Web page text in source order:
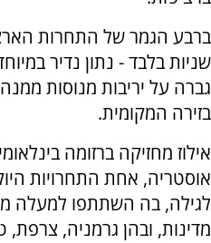
שניות בלבד - נתון נדיר
גברה על יריבות מנוסות
בזירה המקומית.
אילוז מחזיקה ברזומה
אוסטריה, אחת התחרויות
מדינות, ובהן גרמניה, צרפת,